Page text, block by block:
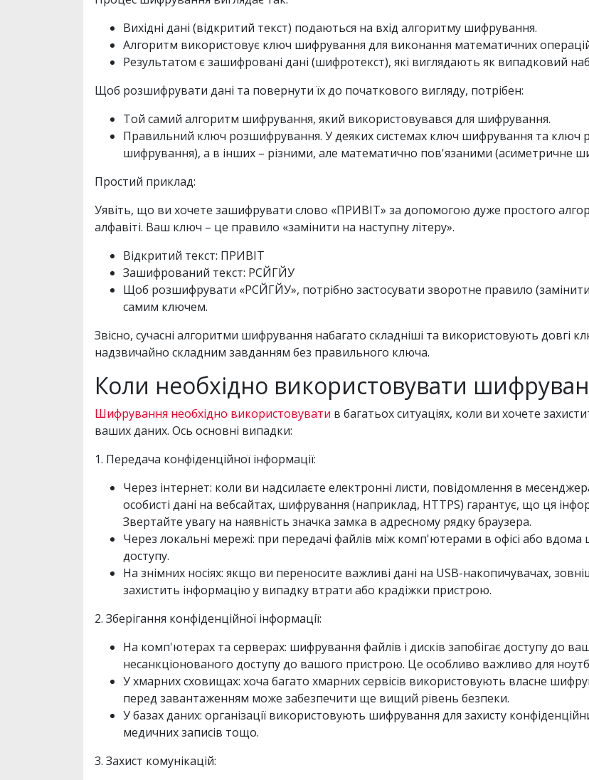
Вихідні дані (відкритий текст) подаються на вхід алгоритму шифрування.
Алгоритм використовує ключ шифрування для виконання математичних
Результатом є зашифровані дані (шифротекст), які виглядають як випадковий
Щоб розшифрувати дані та повернути їх до початкового вигляду, потрібен:
Той самий алгоритм шифрування, який використовувався для шифрування.
Правильний ключ розшифрування. У деяких системах ключ шифрування та
шифрування), а в інших – різними, але математично пов'язаними (асиметричне
Простий приклад:
Уявіть, що ви хочете зашифрувати слово «ПРИВІТ» за допомогою дуже простого
алфавіті. Ваш ключ – це правило «замінити на наступну літеру».
Відкритий текст: ПРИВІТ
Зашифрований текст: РСЙГЙУ
Щоб розшифрувати «РСЙГЙУ», потрібно застосувати зворотне правило
самим ключем.
Звісно, сучасні алгоритми шифрування набагато складніші та використовують
надзвичайно складним завданням без правильного ключа.
Коли необхідно використовувати
Шифрування необхідно використовувати в багатьох ситуаціях, коли ви хочете
ваших даних. Ось основні випадки:
1. Передача конфіденційної інформації:
Через інтернет: коли ви надсилаєте електронні листи, повідомлення в
особисті дані на вебсайтах, шифрування (наприклад, HTTPS) гарантує, що ця
Звертайте увагу на наявність значка замка в адресному рядку браузера.
Через локальні мережі: при передачі файлів між комп'ютерами в офісі або
доступу.
На знімних носіях: якщо ви переносите важливі дані на USB-накопичувачах,
захистить інформацію у випадку втрати або крадіжки пристрою.
2. Зберігання конфіденційної інформації:
На комп'ютерах та серверах: шифрування файлів і дисків запобігає доступу до
несанкціонованого доступу до вашого пристрою. Це особливо важливо для
У хмарних сховищах: хоча багато хмарних сервісів використовують власне
перед завантаженням може забезпечити ще вищий рівень безпеки.
У базах даних: організації використовують шифрування для захисту
медичних записів тощо.
3. Захист комунікацій: